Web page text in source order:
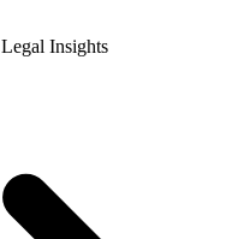
Legal Insights